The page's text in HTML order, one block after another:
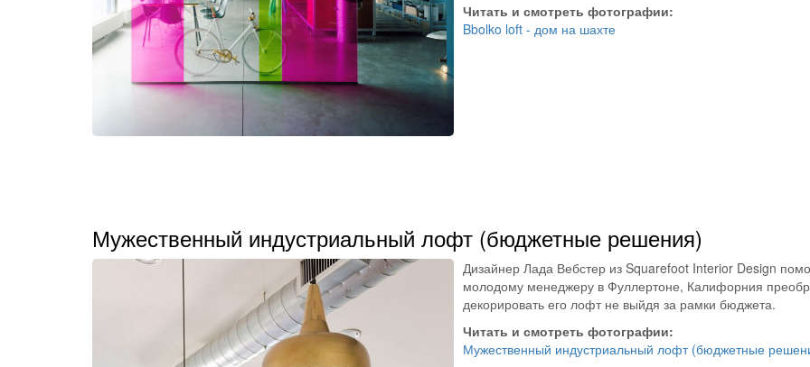
Читать и смотреть фотографии:
Bbolko loft - дом на шахте
Мужественный индустриальный лофт (бюджетные решения)
Дизайнер Лада Вебстер из Squarefoot Interior Design
молодому менеджеру в Фуллертоне, Калифорния
декорировать его лофт не выйдя за рамки бюджета.
Читать и смотреть фотографии:
Мужественный индустриальный лофт (бюджетные